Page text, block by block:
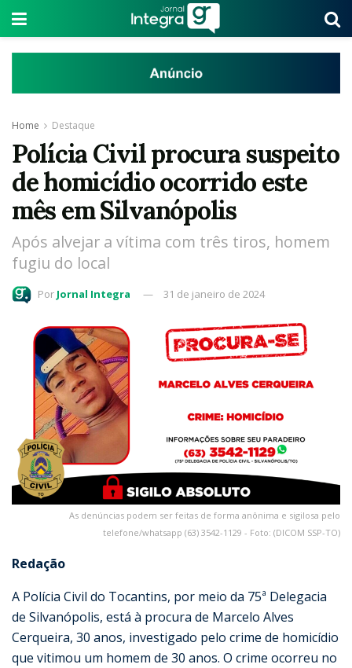
Home Destaque
Polícia Civil procura suspeito
de homicídio ocorrido este
mês em Silvanópolis
Após alvejar a vítima com três tiros, homem
fugiu do local
Por Jornal Integra 31 de janeiro de 2024
As denúncias podem ser feitas de forma anônima e sigilosa pelo
telefone/whatsapp (63) 3542-1129 - Foto: (DICOM SSP-TO)
Redação
A Polícia Civil do Tocantins, por meio da 75ª Delegacia
de Silvanópolis, está à procura de Marcelo Alves
Cerqueira, 30 anos, investigado pelo crime de homicídio
que vitimou um homem de 30 anos. O crime ocorreu no